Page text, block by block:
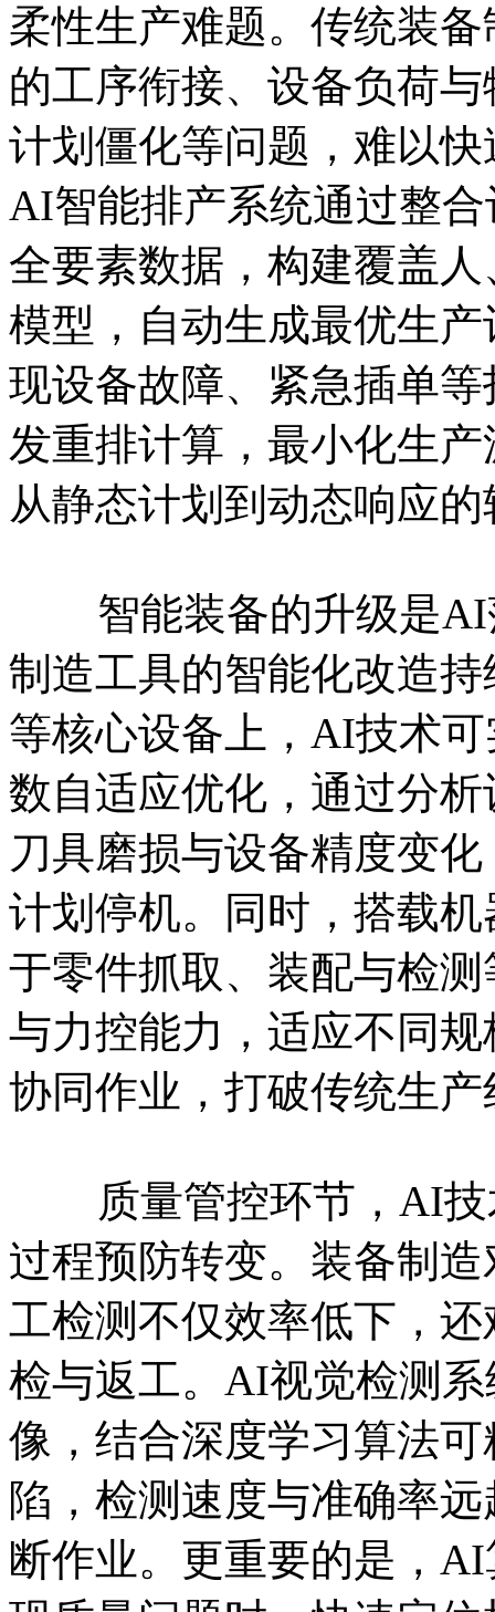
柔性生产难题。传统装
的工序衔接、设备负荷
计划僵化等问题，难以
AI智能排产系统通过整
全要素数据，构建覆盖
模型，自动生成最优生
现设备故障、紧急插单
发重排计算，最小化生
从静态计划到动态响应
智能装备的升级是AI
制造工具的智能化改造
等核心设备上，AI技术
数自适应优化，通过分
刀具磨损与设备精度变
计划停机。同时，搭载
于零件抓取、装配与检
与力控能力，适应不同
协同作业，打破传统生
质量管控环节，AI技
过程预防转变。装备制
工检测不仅效率低下，
检与返工。AI视觉检测
像，结合深度学习算法
陷，检测速度与准确率
断作业。更重要的是，